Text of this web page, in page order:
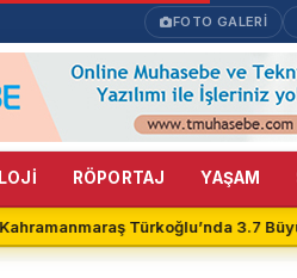
FOTO GALERİ
RÖPORTAJ YAŞAM
Türkoğlu’nda 3.7